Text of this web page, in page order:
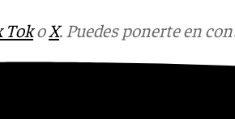
TokoX. Puedes ponerte en